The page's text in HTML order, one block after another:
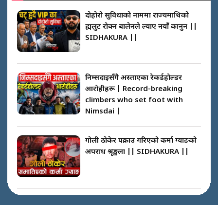
दोहोरो सुविधाको नाममा राज्यमाथिको
ब्रह्मलुट रोक्न बालेनले ल्याए नयाँ कानुन ||
SIDHAKURA ||
निम्सदाइसँगै अस्ताएका रेकर्डहोल्डर
आरोहीहरू | Record-breaking
climbers who set foot with
Nimsdai |
गोली ठोकेर पक्राउ गरिएको कर्मा ग्याङको
अपराध श्रृङ्खला || SIDHAKURA ||